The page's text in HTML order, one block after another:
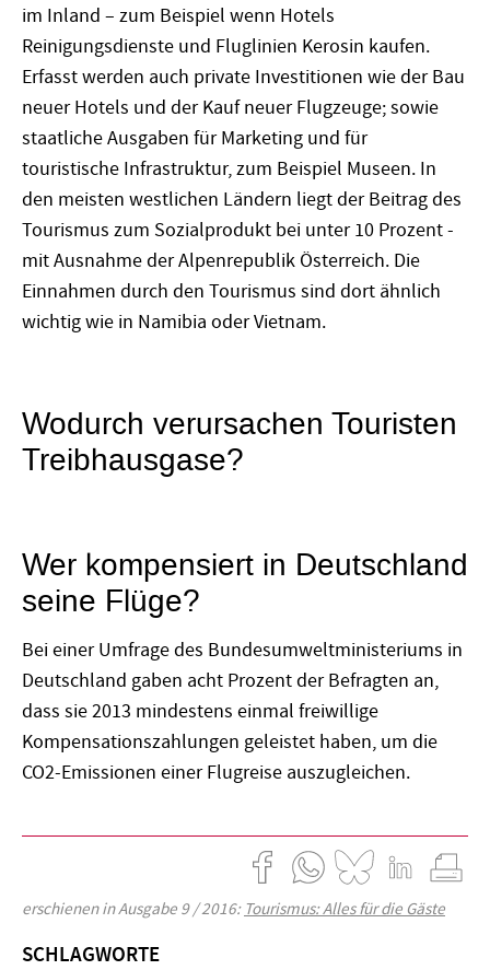
im Inland – zum Beispiel wenn Hotels
Reinigungsdienste und Fluglinien Kerosin kaufen.
Erfasst werden auch private Investitionen wie der Bau
neuer Hotels und der Kauf neuer Flugzeuge; sowie
staatliche Ausgaben für Marketing und für
touristische Infrastruktur, zum Beispiel Museen. In
den meisten westlichen Ländern liegt der Beitrag des
Tourismus zum Sozialprodukt bei unter 10 Prozent -
mit Ausnahme der Alpenrepublik Österreich. Die
Einnahmen durch den Tourismus sind dort ähnlich
wichtig wie in Namibia oder Vietnam.
Wodurch verursachen Touristen
Treibhausgase?
Wer kompensiert in Deutschland
seine Flüge?
Bei einer Umfrage des Bundesumweltministeriums in
Deutschland gaben acht Prozent der Befragten an,
dass sie 2013 mindestens einmal freiwillige
Kompensationszahlungen geleistet haben, um die
CO2-Emissionen einer Flugreise auszugleichen.
erschienen in Ausgabe 9 / 2016: Tourismus: Alles für die Gäste
SCHLAGWORTE